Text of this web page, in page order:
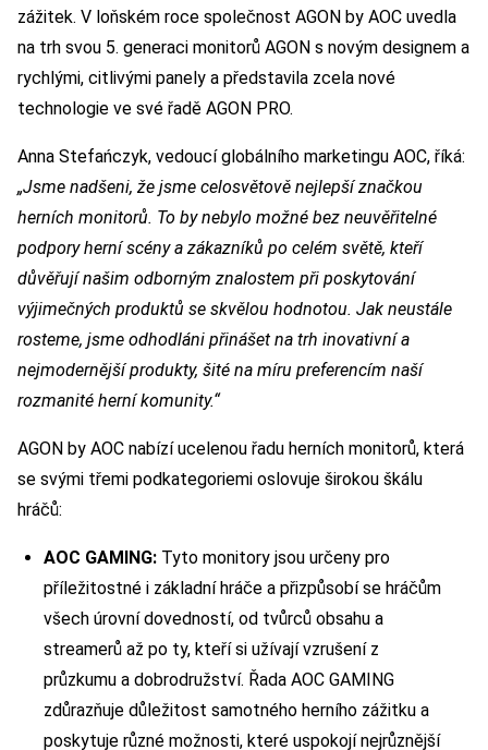
zážitek. V loňském roce společnost AGON by AOC uvedla
na trh svou 5. generaci monitorů AGON s novým designem a
rychlými, citlivými panely a představila zcela nové
technologie ve své řadě AGON PRO.
Anna Stefańczyk, vedoucí globálního marketingu AOC, říká:
„Jsme nadšeni, že jsme celosvětově nejlepší značkou
herních monitorů. To by nebylo možné bez neuvěřitelné
podpory herní scény a zákazníků po celém světě, kteří
důvěřují našim odborným znalostem při poskytování
výjimečných produktů se skvělou hodnotou. Jak neustále
rosteme, jsme odhodláni přinášet na trh inovativní a
nejmodernější produkty, šité na míru preferencím naší
rozmanité herní komunity.“
AGON by AOC nabízí ucelenou řadu herních monitorů, která
se svými třemi podkategoriemi oslovuje širokou škálu
hráčů:
AOC GAMING: Tyto monitory jsou určeny pro
příležitostné i základní hráče a přizpůsobí se hráčům
všech úrovní dovedností, od tvůrců obsahu a
streamerů až po ty, kteří si užívají vzrušení z
průzkumu a dobrodružství. Řada AOC GAMING
zdůrazňuje důležitost samotného herního zážitku a
poskytuje různé možnosti, které uspokojí nejrůznější